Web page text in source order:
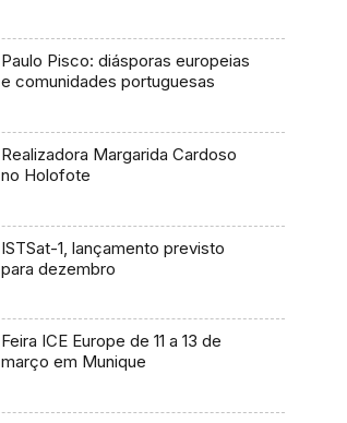
Paulo Pisco: diásporas europeias
e comunidades portuguesas
Realizadora Margarida Cardoso
no Holofote
ISTSat-1, lançamento previsto
para dezembro
Feira ICE Europe de 11 a 13 de
março em Munique